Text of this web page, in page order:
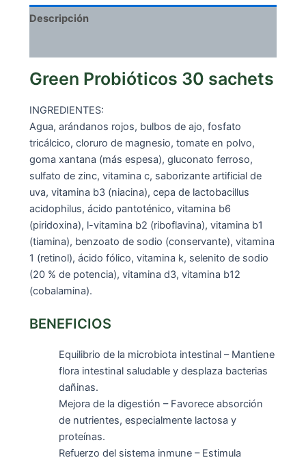
Descripción
Green Probióticos 30 sachets
INGREDIENTES:
Agua, arándanos rojos, bulbos de ajo, fosfato
tricálcico, cloruro de magnesio, tomate en polvo,
goma xantana (más espesa), gluconato ferroso,
sulfato de zinc, vitamina c, saborizante artificial de
uva, vitamina b3 (niacina), cepa de lactobacillus
acidophilus, ácido pantoténico, vitamina b6
(piridoxina), l-vitamina b2 (riboflavina), vitamina b1
(tiamina), benzoato de sodio (conservante), vitamina
1 (retinol), ácido fólico, vitamina k, selenito de sodio
(20 % de potencia), vitamina d3, vitamina b12
(cobalamina).
BENEFICIOS
Equilibrio de la microbiota intestinal – Mantiene
flora intestinal saludable y desplaza bacterias
dañinas.
Mejora de la digestión – Favorece absorción
de nutrientes, especialmente lactosa y
proteínas.
Refuerzo del sistema inmune – Estimula